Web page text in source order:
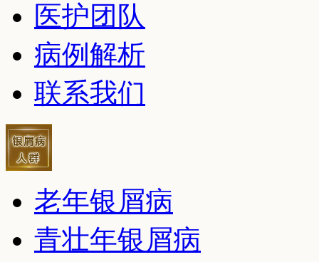
医护团队
病例解析
联系我们
老年银屑病
青壮年银屑病